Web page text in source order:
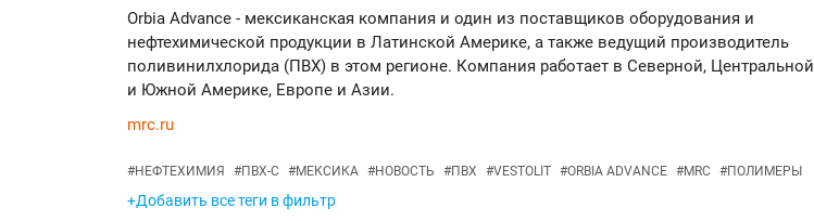
Orbia Advance - мексиканская компания и один из поставщиков оборудования и
нефтехимической продукции в Латинской Америке, а также ведущий производитель
поливинилхлорида (ПВХ) в этом регионе. Компания работает в Северной, Центральной
и Южной Америке, Европе и Азии.
mrc.ru
#НЕФТЕХИМИЯ #ПВХ-С #МЕКСИКА #НОВОСТЬ #ПВХ #VESTOLIT #ORBIA ADVANCE #MRC #ПОЛИМЕРЫ
+Добавить все теги в фильтр